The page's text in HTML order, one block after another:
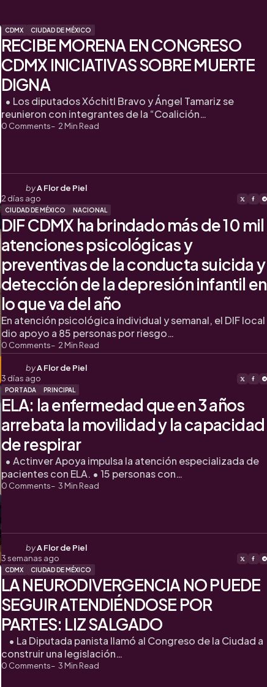
CDMX CIUDAD DE MÉXICO
RECIBE MORENA EN CONGRESO
CDMX INICIATIVAS SOBRE MUERTE
DIGNA
0 Comments 2 Min Read
• Los diputados Xóchitl Bravo y Ángel Tamariz se
reunieron con integrantes de la “Coalición…
Posted
by
byA Flor de Piel
2 días ago
CIUDAD DE MÉXICO NACIONAL
DIF CDMX ha brindado más de 10 mil
atenciones psicológicas y
preventivas de la conducta suicida y
detección de la depresión infantil en
lo que va del año
0 Comments 2 Min Read
En atención psicológica individual y semanal, el DIF local
dio apoyo a 85 personas por riesgo…
Posted
by
byA Flor de Piel
3 días ago
PORTADA PRINCIPAL
ELA: la enfermedad que en 3 años
arrebata la movilidad y la capacidad
de respirar
0 Comments 3 Min Read
• Actinver Apoya impulsa la atención especializada de
pacientes con ELA. • 15 personas con…
Posted
by
byA Flor de Piel
3 semanas ago
CDMX CIUDAD DE MÉXICO
LA NEURODIVERGENCIA NO PUEDE
SEGUIR ATENDIÉNDOSE POR
PARTES: LIZ SALGADO
0 Comments 3 Min Read
• La Diputada panista llamó al Congreso de la Ciudad a
construir una legislación…